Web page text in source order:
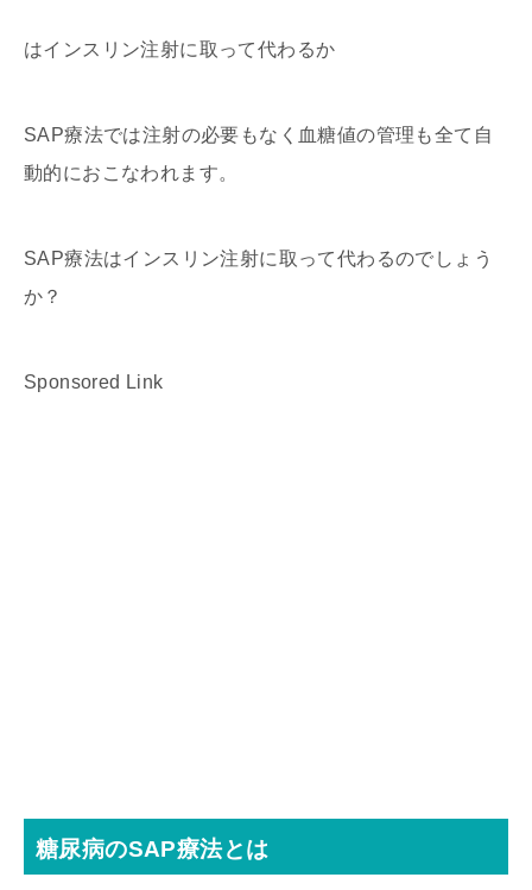
はインスリン注射に取って代わるか
SAP療法では注射の必要もなく血糖値の管理も全て自
動的におこなわれます。
SAP療法はインスリン注射に取って代わるのでしょう
か？
Sponsored Link
糖尿病のSAP療法とは